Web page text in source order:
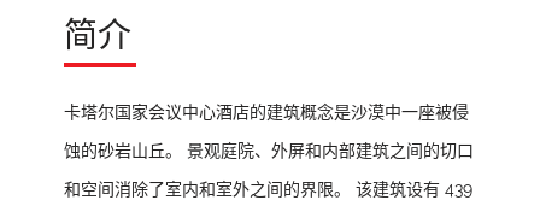
简介
卡塔尔国家会议中心酒店的建筑概念是沙漠中一座被侵
蚀的砂岩山丘。 景观庭院、外屏和内部建筑之间的切口
和空间消除了室内和室外之间的界限。 该建筑设有 439